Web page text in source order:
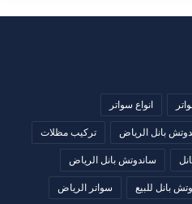
انواع سواتر
بانل الرياض تركيب مظلات
ساندوتش بانل الرياض
بانل للبيع سواتر الرياض